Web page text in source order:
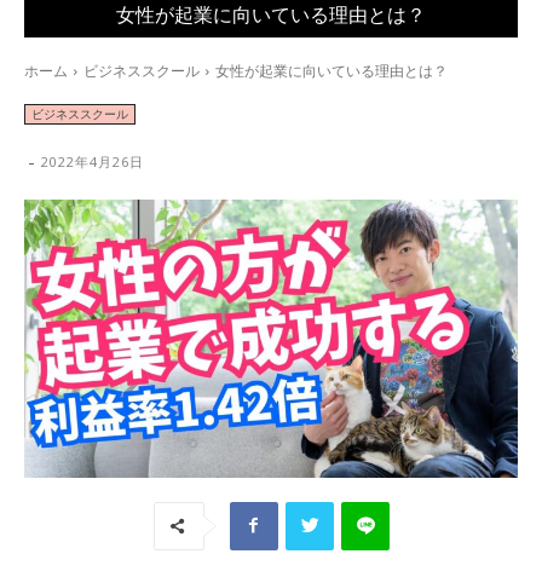
女性が起業に向いている理由とは？
ホーム ビジネススクール 女性が起業に向いている理由とは？
ビジネススクール
- 2022年4月26日